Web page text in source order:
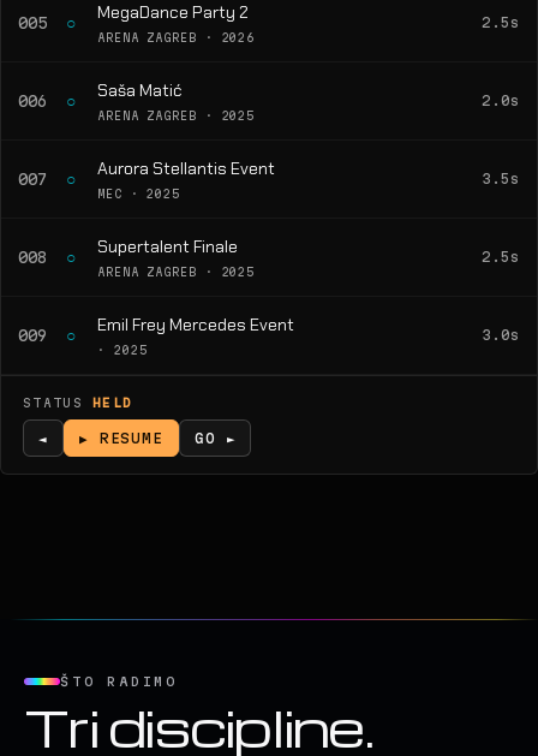
005 ○ MegaDance Party 2
ARENA ZAGREB · 2026
2.5s
006 ○ Saša Matić
ARENA ZAGREB · 2025
2.0s
007 ○ Aurora Stellantis Event
MEC · 2025
3.5s
008 ○ Supertalent Finale
ARENA ZAGREB · 2025
2.5s
009 ○ Emil Frey Mercedes Event
· 2025
3.0s
STATUS HELD
◄ ▶ RESUME GO ►
ŠTO RADIMO
Tri discipline.